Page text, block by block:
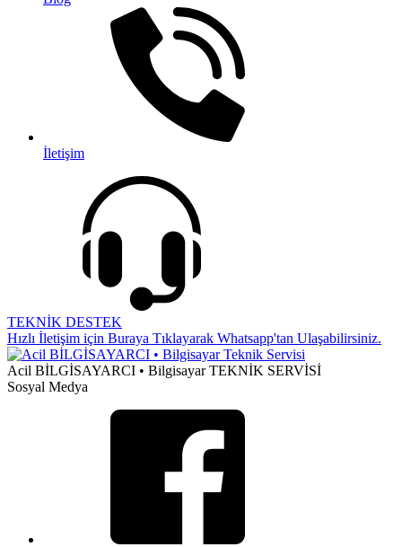
İletişim
TEKNİK DESTEK
Hızlı İletişim için Buraya Tıklayarak Whatsapp'tan Ulaşabilirsiniz.
Acil BİLGİSAYARCI • Bilgisayar TEKNİK SERVİSİ
Sosyal Medya